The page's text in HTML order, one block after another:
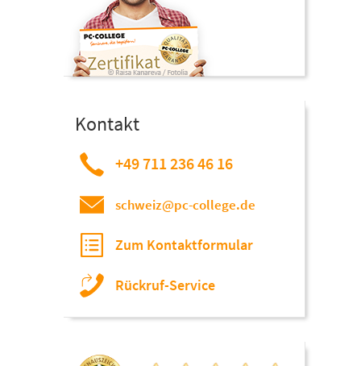
Kontakt
+49 711 236 46 16
schweiz@pc-college.de
Zum Kontaktformular
Rückruf-Service